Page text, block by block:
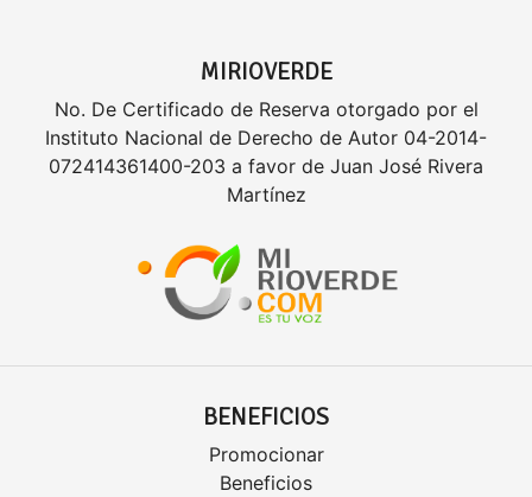
MIRIOVERDE
No. De Certificado de Reserva otorgado por el
Instituto Nacional de Derecho de Autor 04-2014-
072414361400-203 a favor de Juan José Rivera
Martínez
BENEFICIOS
Promocionar
Beneficios